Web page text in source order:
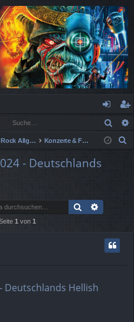
n
m
eg
ist
Metal & Rock Allgemein Konzerte & Festivals
- Deutschlands
Suche
1 von 1
Deutschlands Hellish